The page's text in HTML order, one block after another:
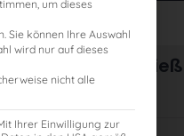
um dieses
Sie können Ihre Auswahl
wird nur auf dieses
nicht alle
Ihrer Einwilligung zur